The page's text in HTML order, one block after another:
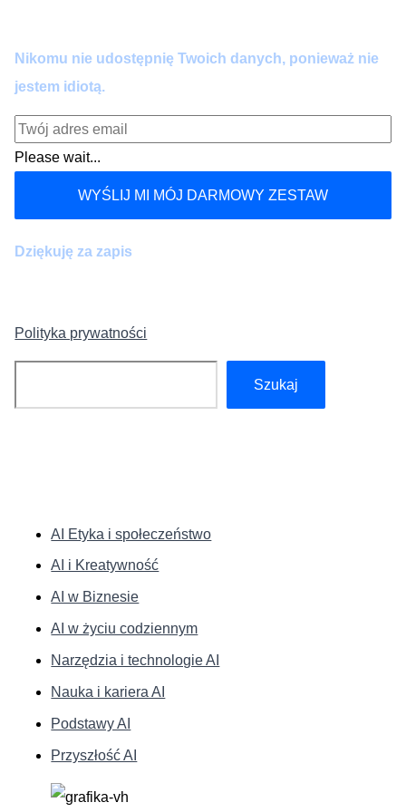
Nikomu nie udostępnię Twoich danych, ponieważ nie
jestem idiotą.
Please wait...
WYŚLIJ MI MÓJ DARMOWY ZESTAW
Dziękuję za zapis
Polityka prywatności
Szukaj
AI Etyka i społeczeństwo
AI i Kreatywność
AI w Biznesie
AI w życiu codziennym
Narzędzia i technologie AI
Nauka i kariera AI
Podstawy AI
Przyszłość AI